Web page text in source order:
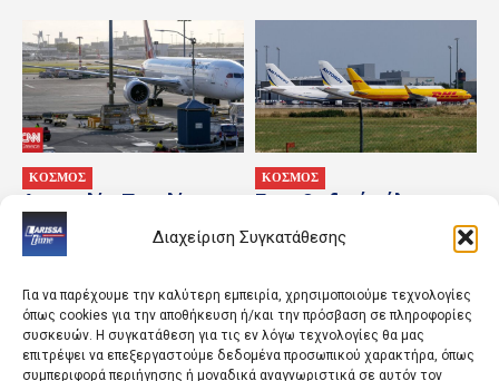
Διαχείριση Συγκατάθεσης
Για να παρέχουμε την καλύτερη εμπειρία, χρησιμοποιούμε τεχνολογίες
όπως cookies για την αποθήκευση ή/και την πρόσβαση σε πληροφορίες
συσκευών. Η συγκατάθεση για τις εν λόγω τεχνολογίες θα μας
επιτρέψει να επεξεργαστούμε δεδομένα προσωπικού χαρακτήρα, όπως
συμπεριφορά περιήγησης ή μοναδικά αναγνωριστικά σε αυτόν τον
ΚΟΣΜΟΣ
Αυστραλία: Παραλίγο
σύγκρουση δύο
αεροπλάνων σε διάδρομο
ΚΟΣΜΟΣ
Για «υβριδικό πόλεμο»
προειδοποιεί η Γερμανία
ύστερα από περιστατικό